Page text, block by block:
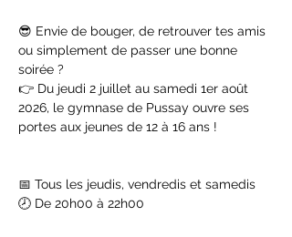
😎 Envie de bouger, de retrouver tes amis
ou simplement de passer une bonne
soirée ?
👉 Du jeudi 2 juillet au samedi 1er août
2026, le gymnase de Pussay ouvre ses
portes aux jeunes de 12 à 16 ans !
📅 Tous les jeudis, vendredis et samedis
🕗 De 20h00 à 22h00